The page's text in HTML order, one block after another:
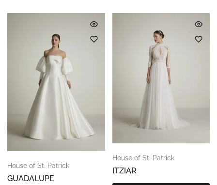
House of St. Patrick
GUADALUPE
House of St. Patrick
ITZIAR